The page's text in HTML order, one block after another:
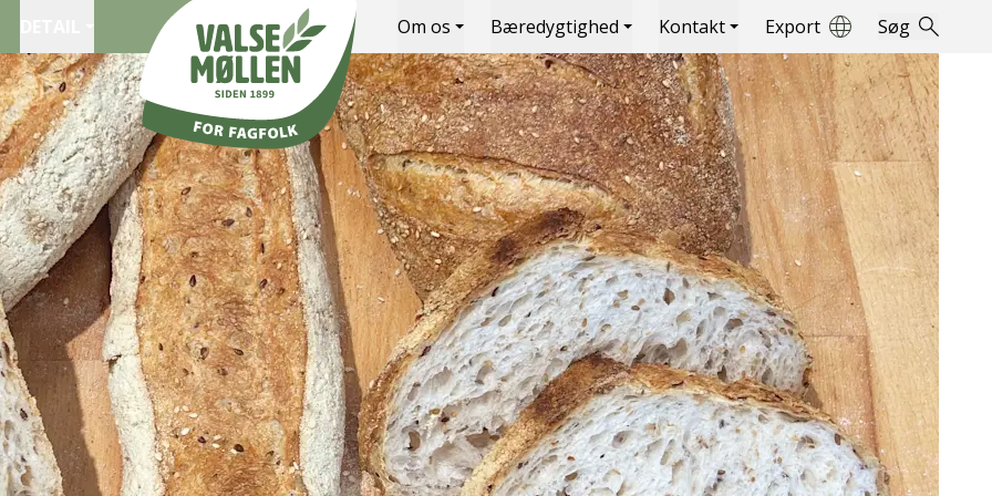
Valsemøllen A/S
Om os Bæredygtighed Kontakt Export Søg